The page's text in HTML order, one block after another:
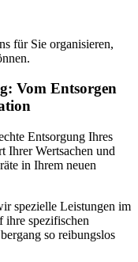
für Sie organisieren,
Vom Entsorgen
Entsorgung Ihres
Ihrer Wertsachen und
in Ihrem neuen
spezielle Leistungen im
ihre spezifischen
so reibungslos